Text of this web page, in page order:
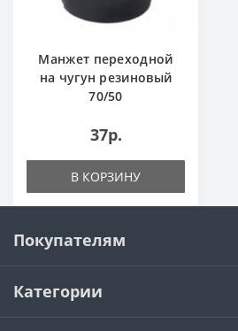
Манжет переходной
на чугун резиновый
70/50
37р.
В КОРЗИНУ
Покупателям
Категории